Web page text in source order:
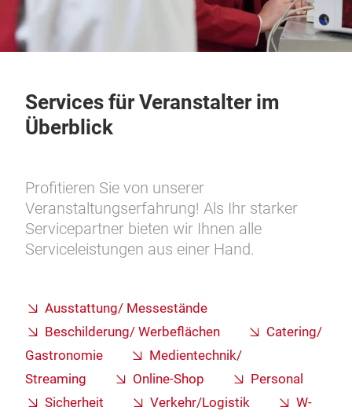
Services für Veranstalter im
Überblick
Profitieren Sie von unserer
Veranstaltungserfahrung! Als Ihr starker
Servicepartner bieten wir Ihnen alle
Serviceleistungen aus einer Hand.
Ausstattung/ Messestände
Beschilderung/ Werbeflächen
Catering/
Gastronomie
Medientechnik/
Streaming
Online-Shop
Personal
Sicherheit
Verkehr/Logistik
W-